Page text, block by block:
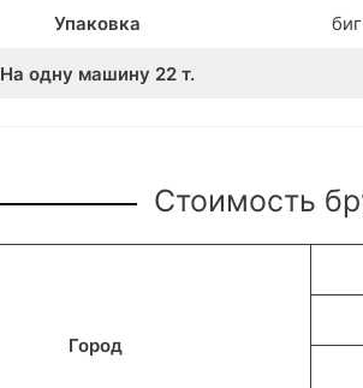
Упаковка
На одну машину 22 т.
Стоимость
Город